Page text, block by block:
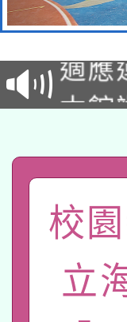
本校
招甄
招)
適應
本館
礎課
A3
「數
pilot
有
薪期
轉知
校
立